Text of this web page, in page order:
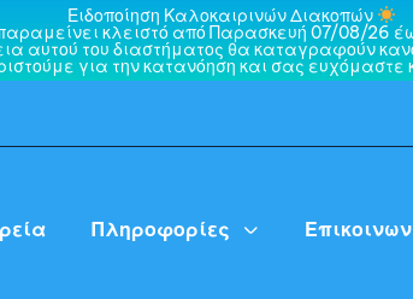
Ειδοποίηση Καλοκαιρινών Διακοπών
κλειστό από Παρασκευή 07/08/26
αυτού του διαστήματος θα καταγραφούν
για την κατανόηση και σας ευχόμαστε
Πληροφορίες